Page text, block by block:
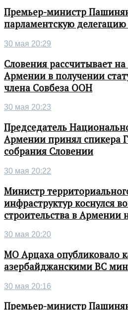
Премьер-министр
парламентскую
30 мая 20:29
Словения рассчитывает
Армении в получении
члена Совбеза ООН
30 мая 20:23
Председатель
Армении принял спикера
собрания Словении
30 мая 20:22
Министр
инфраструктур коснулся
строительства в Армении
30 мая 20:20
МО Арцаха опубликовало
азербайджанскими ВС
30 мая 20:16
Премьер-министр